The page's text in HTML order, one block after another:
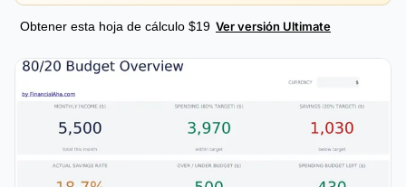
Obtener esta hoja de cálculo $19 Ver versión Ultimate